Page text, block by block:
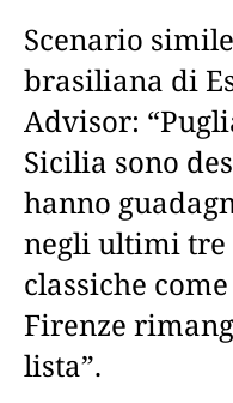
Scenario
brasiliana di
Advisor:
Sicilia sono
hanno
negli ultimi tre
classiche
Firenze
lista”.